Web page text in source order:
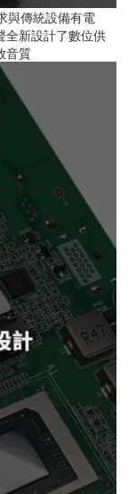
與傳統設備有電
全新設計了數位供
音質